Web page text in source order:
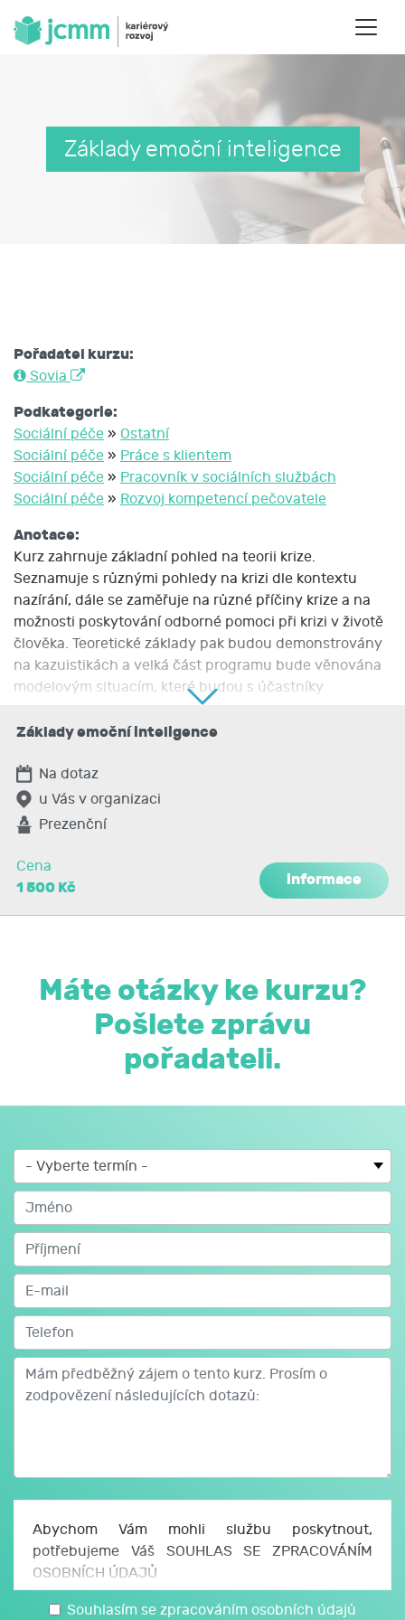
Základy emoční inteligence
Pořadatel kurzu:
Sovia
Podkategorie:
Sociální péče » Ostatní
Sociální péče » Práce s klientem
Sociální péče » Pracovník v sociálních službách
Sociální péče » Rozvoj kompetencí pečovatele
Anotace:
Kurz zahrnuje základní pohled na teorii krize.
Seznamuje s různými pohledy na krizi dle kontextu
nazírání, dále se zaměřuje na různé příčiny krize a na
možnosti poskytování odborné pomoci při krizi v životě
člověka. Teoretické základy pak budou demonstrovány
na kazuistikách a velká část programu bude věnována
modelovým situacím, které budou s účastníky
Popis kurzu:
Bližší informace o kurzu najdete na webu www.sovia.cz.
Cena je kalkulována pro kurz na klíč a skupinu 10
účastníků. Jste menší organizace nebo máte jen několik
zájemců o stejný kurz? Nevadí, ostatní účastníky do
Základy emoční inteligence
Na dotaz
u Vás v organizaci
Prezenční
informace
Cena
1 500 Kč
Máte otázky ke kurzu?
Pošlete zprávu
pořadateli.
Abychom Vám mohli službu poskytnout,
potřebujeme Váš SOUHLAS SE ZPRACOVÁNÍM
OSOBNÍCH ÚDAJŮ
Uděluji JCMM, z. s. p. o., sídlo Česká 166/11, 602
Souhlasím se zpracováním osobních údajů